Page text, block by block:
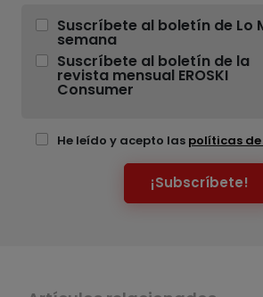
Suscríbete al boletín de Lo
semana
Suscríbete al boletín de la
revista mensual EROSKI
Consumer
He leído y acepto las políticas
¡Subscríbete!